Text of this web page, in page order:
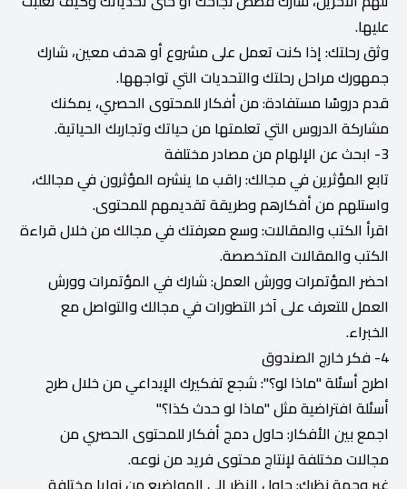
عليها.
وثق رحلتك: إذا كنت تعمل على مشروع أو هدف معين، شارك
جمهورك مراحل رحلتك والتحديات التي تواجهها.
قدم دروسًا مستفادة: من أفكار للمحتوى الحصري، يمكنك
مشاركة الدروس التي تعلمتها من حياتك وتجاربك الحياتية.
3- ابحث عن الإلهام من مصادر مختلفة
تابع المؤثرين في مجالك: راقب ما ينشره المؤثرون في مجالك،
واستلهم من أفكارهم وطريقة تقديمهم للمحتوى.
اقرأ الكتب والمقالات: وسع معرفتك في مجالك من خلال قراءة
الكتب والمقالات المتخصصة.
احضر المؤتمرات وورش العمل: شارك في المؤتمرات وورش
العمل للتعرف على آخر التطورات في مجالك والتواصل مع
الخبراء.
4- فكر خارج الصندوق
اطرح أسئلة "ماذا لو؟": شجع تفكيرك الإبداعي من خلال طرح
أسئلة افتراضية مثل "ماذا لو حدث كذا؟"
اجمع بين الأفكار: حاول دمج أفكار للمحتوى الحصري من
مجالات مختلفة لإنتاج محتوى فريد من نوعه.